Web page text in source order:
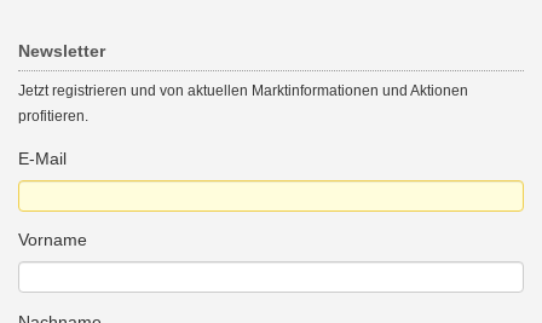
Newsletter
Jetzt registrieren und von aktuellen Marktinformationen und Aktionen
profitieren.
E-Mail
Vorname